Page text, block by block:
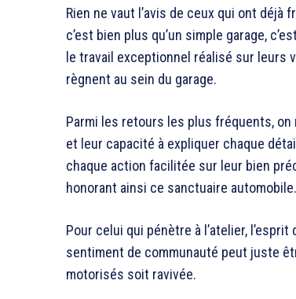
Rien ne vaut l’avis de ceux qui ont déjà
c’est bien plus qu’un simple garage,
le travail exceptionnel réalisé sur leurs
règnent au sein du garage.
Parmi les retours les plus fréquents,
et leur capacité à expliquer chaque
chaque action facilitée sur leur bien
honorant ainsi ce sanctuaire automobile.
Pour celui qui pénètre à l’atelier,
sentiment de communauté peut juste
motorisés soit ravivée.